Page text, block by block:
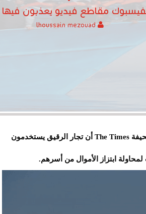
مقاطع فيديو يعذبون
تواجه فيسبوك فضيحة أخرى تتعلق بالمحتوى، بعد أن ذكرت صحيفة The Times أن تجار الرقيق يستخدمون
ابتزاز الأموال من أسرهم.